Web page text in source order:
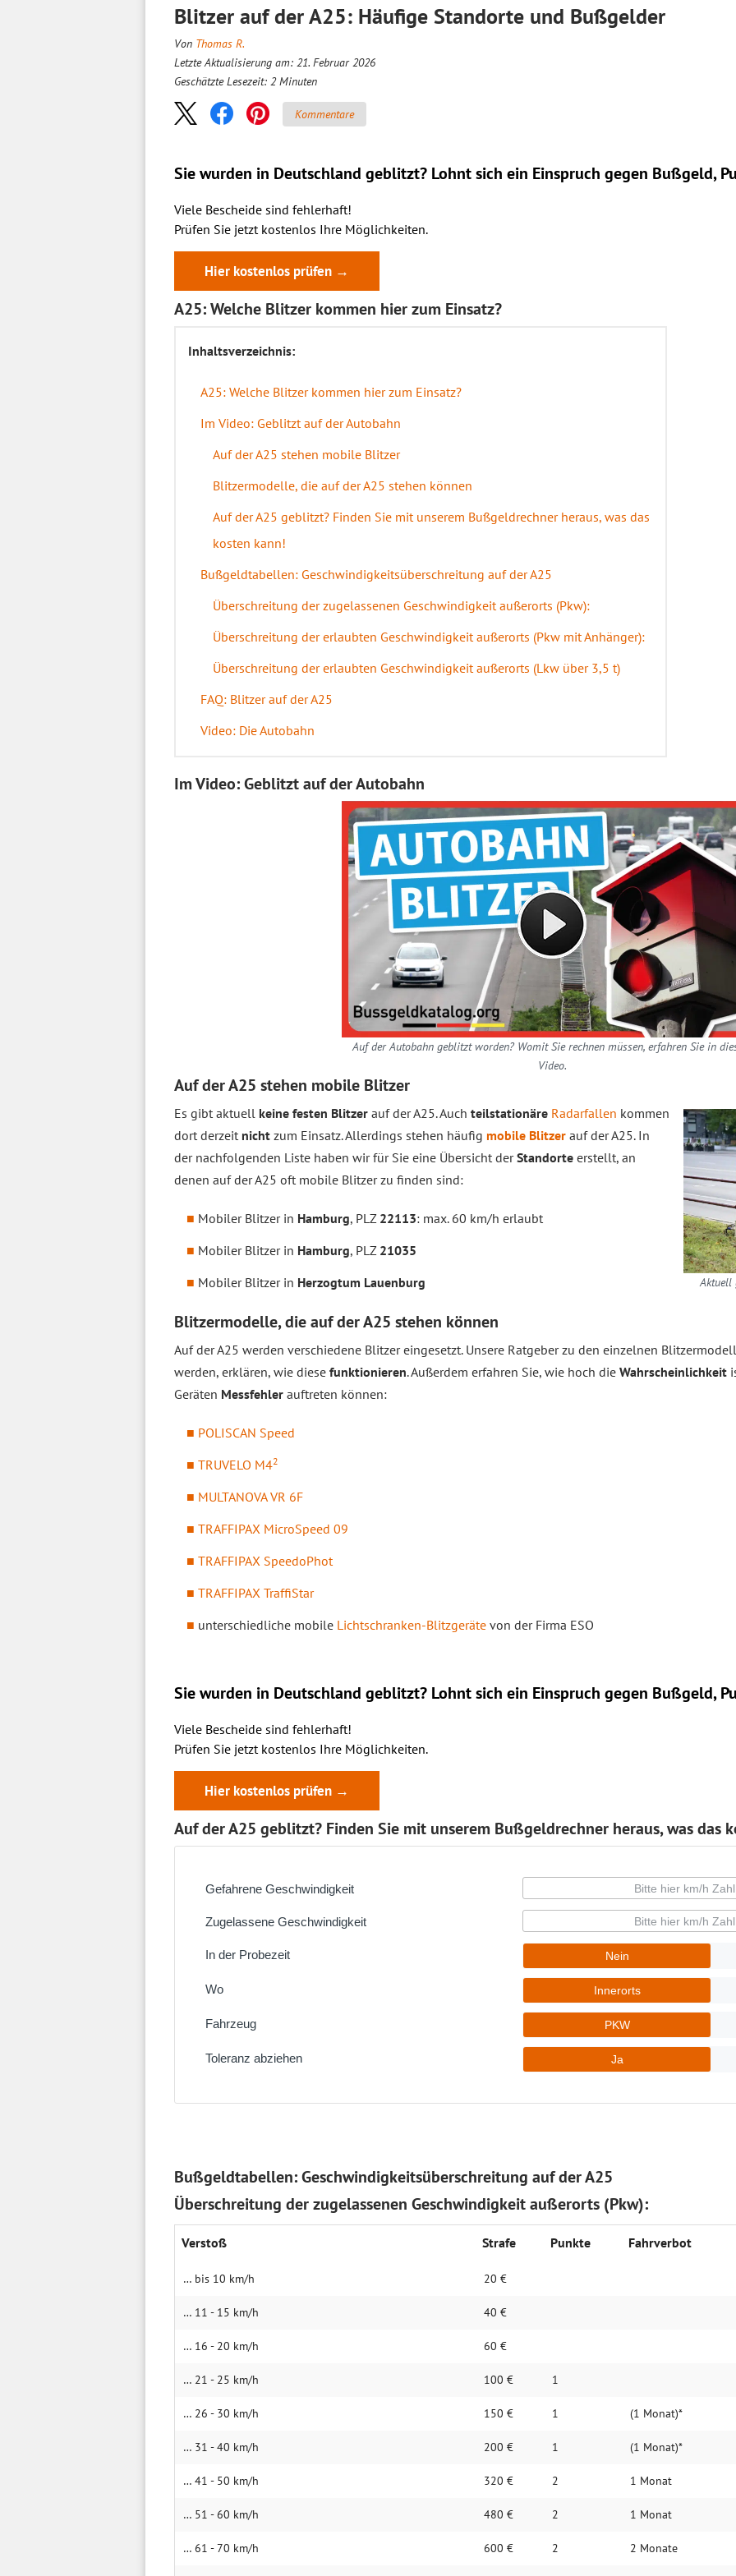
Blitzer auf der A25: Häufige Standorte und Bußgelder
Von Thomas R.
Letzte Aktualisierung am: 21. Februar 2026
Geschätzte Lesezeit: 2 Minuten
Kommentare
Sie wurden in Deutschland geblitzt? Lohnt sich ein Einspruch gegen Bußgeld,
Viele Bescheide sind fehlerhaft!
Prüfen Sie jetzt kostenlos Ihre Möglichkeiten.
Hier kostenlos prüfen →
A25: Welche Blitzer kommen hier zum Einsatz?
Inhaltsverzeichnis:
A25: Welche Blitzer kommen hier zum Einsatz?
Im Video: Geblitzt auf der Autobahn
Auf der A25 stehen mobile Blitzer
Blitzermodelle, die auf der A25 stehen können
Auf der A25 geblitzt? Finden Sie mit unserem Bußgeldrechner heraus, was das
kosten kann!
Bußgeldtabellen: Geschwindigkeitsüberschreitung auf der A25
Überschreitung der zugelassenen Geschwindigkeit außerorts (Pkw):
Überschreitung der erlaubten Geschwindigkeit außerorts (Pkw mit Anhänger):
Überschreitung der erlaubten Geschwindigkeit außerorts (Lkw über 3,5 t)
FAQ: Blitzer auf der A25
Video: Die Autobahn
Im Video: Geblitzt auf der Autobahn
Auf der Autobahn geblitzt worden? Womit Sie rechnen müssen, erfahren Sie in
Video.
Auf der A25 stehen mobile Blitzer
Aktuell
Es gibt aktuell keine festen Blitzer auf der A25. Auch teilstationäre Radarfallen kommen
dort derzeit nicht zum Einsatz. Allerdings stehen häufig mobile Blitzer auf der A25. In
der nachfolgenden Liste haben wir für Sie eine Übersicht derStandorte erstellt, an
denen auf der A25 oft mobile Blitzer zu finden sind:
Mobiler Blitzer in Hamburg, PLZ 22113: max. 60 km/h erlaubt
Mobiler Blitzer in Hamburg, PLZ 21035
Mobiler Blitzer in Herzogtum Lauenburg
Blitzermodelle, die auf der A25 stehen können
Auf der A25 werden verschiedene Blitzer eingesetzt. Unsere Ratgeber zu den einzelnen
werden, erklären, wie diese funktionieren. Außerdem erfahren Sie, wie hoch die Wahrscheinlichkeit
Geräten Messfehler auftreten können:
POLISCAN Speed
TRUVELO M42
MULTANOVA VR 6F
TRAFFIPAX MicroSpeed 09
TRAFFIPAX SpeedoPhot
TRAFFIPAX TraffiStar
unterschiedliche mobile Lichtschranken-Blitzgeräte von der Firma ESO
Sie wurden in Deutschland geblitzt? Lohnt sich ein Einspruch gegen Bußgeld,
Viele Bescheide sind fehlerhaft!
Prüfen Sie jetzt kostenlos Ihre Möglichkeiten.
Hier kostenlos prüfen →
Auf der A25 geblitzt? Finden Sie mit unserem Bußgeldrechner heraus, was das
Bußgeldtabellen: Geschwindigkeitsüberschreitung auf der A25
Überschreitung der zugelassenen Geschwindigkeit außerorts (Pkw):
Verstoß Strafe Punkte Fahrverbot
… bis 10 km/h 20 €
… 11 - 15 km/h 40 €
… 16 - 20 km/h 60 €
… 21 - 25 km/h 100 € 1
… 26 - 30 km/h 150 € 1 (1 Monat)*
… 31 - 40 km/h 200 € 1 (1 Monat)*
… 41 - 50 km/h 320 € 2 1 Monat
… 51 - 60 km/h 480 € 2 1 Monat
… 61 - 70 km/h 600 € 2 2 Monate